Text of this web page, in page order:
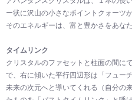
ー状に沢山の小さなポイントクォーツ
そのエネルギーは、富と豊かさをあな
タイムリンク
クリスタルのファセットと柱面の間に
で、右に傾いた平行四辺形は「フュー
未来の次元へと導いてくれる（自分の